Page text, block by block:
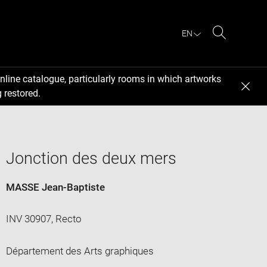
EN
catalogue, particularly rooms in which artworks
restored.
Jonction des deux mers
MASSE Jean-Baptiste
INV 30907, Recto
Département des Arts graphiques